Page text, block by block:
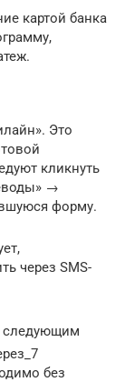
картой банка
Это
кликнуть
→
форму.
через SMS-
следующим
без